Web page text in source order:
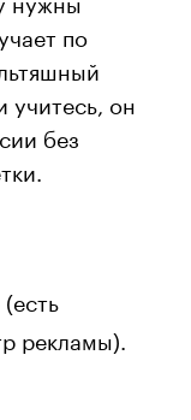
по
учитесь, он
без
рекламы).